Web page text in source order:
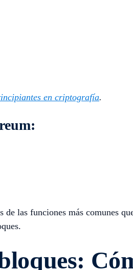
en criptografía.
las funciones más comunes